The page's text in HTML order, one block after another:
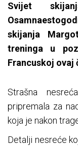
Svijet
skijanja
treninga u
Francuskoj ovaj
Strašna
pripremala za
koja je nakon
Detalji nesreće